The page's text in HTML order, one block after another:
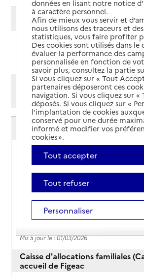
Modifier ma recherche
Ajouter cette
Afficher les résultats par:
Mode liste
Mode carte
Caisse d'allocations familiales
accueil de Biars-sur-Cère
Adresse
Centre social et culturel
46130-Biars-sur-Cère
Site internet
Rapport HAS
Source des données : Annuaire de
Mis à jour le : 01/03/2026
Caisse d'allocations familiales
accueil de Figeac
données en lisant notre notice
à caractère personnel.
Afin de mieux vous servir et
nous utilisons des traceurs et
statistiques, vous faire profiter
Des cookies sont utilisés dans
évaluer la performance des
personnalisée en fonction de
savoir plus, consultez la partie
Si vous cliquez sur « Tout
partenaires déposeront ces
navigation. Si vous cliquez sur «
déposés. Si vous cliquez sur «
l’implantation de cookies
conservé pour une durée
informé et modifier vos
cookies ».
Tout accepter
Tout refuser
Personnaliser